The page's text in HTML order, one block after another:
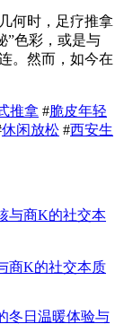
何时，足疗推拿
”色彩，或是与
。然而，如今在
推拿 #脆皮年轻
休闲放松 #西安生
商K的社交本质